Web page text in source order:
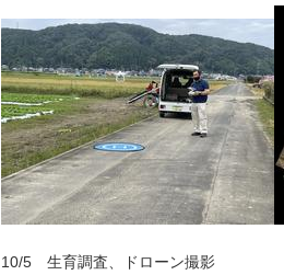
10/5 生育調査、ドローン撮影